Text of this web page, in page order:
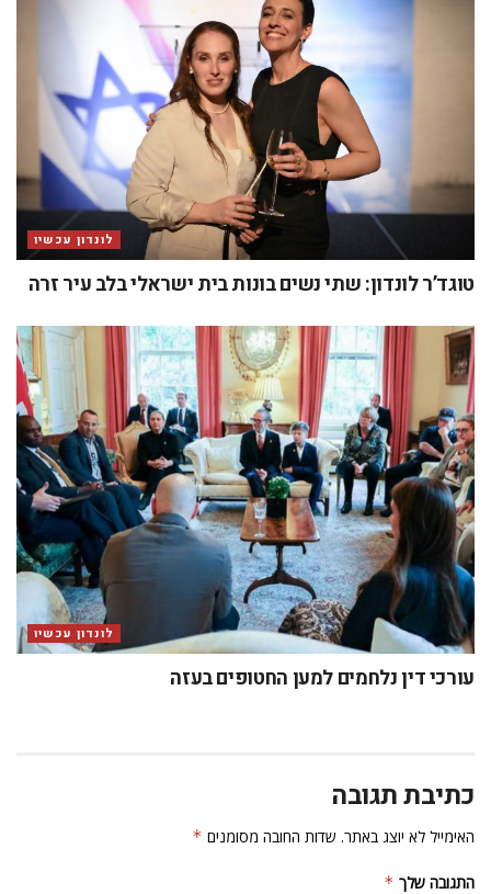
לונדון עכשיו
טוגד’ר לונדון: שתי נשים בונות בית ישראלי בלב עיר זרה
לונדון עכשיו
עורכי דין נלחמים למען החטופים בעזה
כתיבת תגובה
האימייל לא יוצג באתר. שדות החובה מסומנים *
התגובה שלך *